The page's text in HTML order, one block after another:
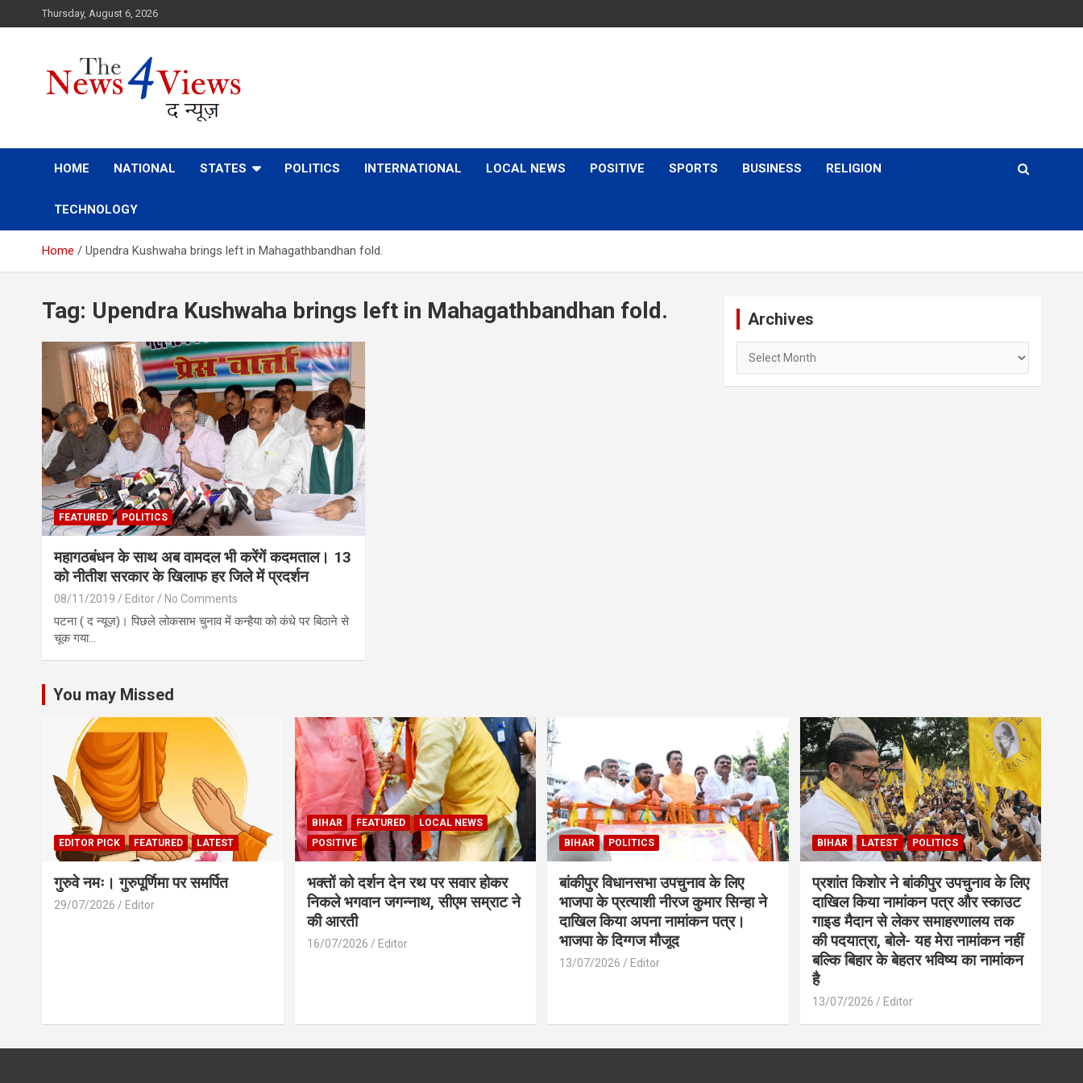
to
Thursday, August 6, 2026
TheNews4Views
HOME NATIONAL STATES POLITICS INTERNATIONAL LOCAL NEWS POSITIVE SPORTS BUSINESS RELIGION
TECHNOLOGY
Home Upendra Kushwaha brings left in Mahagathbandhan fold.
Tag: Upendra Kushwaha brings left in Mahagathbandhan fold.
FEATURED POLITICS
महागठबंधन के साथ अब वामदल भी करेंगें कदमताल। 13
को नीतीश सरकार के खिलाफ हर जिले में प्रदर्शन
08/11/2019 Editor No Comments
पटना ( द न्यूज़)। पिछले लोकसाभ चुनाव में कन्हैया को कंधे पर बिठाने से
चूक गया…
Archives
You may Missed
EDITOR PICK FEATURED LATEST
गुरुवे नमः। गुरुपूर्णिमा पर समर्पित
29/07/2026 Editor
BIHAR FEATURED
LOCAL NEWS
POSITIVE
भक्तों को दर्शन देन रथ पर सवार होकर
निकले भगवान जगन्नाथ, सीएम सम्राट ने
की आरती
16/07/2026 Editor
BIHAR POLITICS
बांकीपुर विधानसभा उपचुनाव के लिए
भाजपा के प्रत्याशी नीरज कुमार सिन्हा ने
दाखिल किया अपना नामांकन पत्र।
भाजपा के दिग्गज मौजूद
13/07/2026 Editor
BIHAR LATEST POLITICS
प्रशांत किशोर ने बांकीपुर उपचुनाव के लिए
दाखिल किया नामांकन पत्र और स्काउट
गाइड मैदान से लेकर समाहरणालय तक
की पदयात्रा, बोले- यह मेरा नामांकन नहीं
बल्कि बिहार के बेहतर भविष्य का नामांकन
है
13/07/2026 Editor